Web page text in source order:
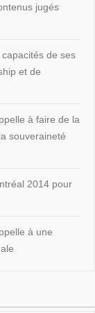
jugés
de ses
et de
à faire de la
souveraineté
2014 pour
à une